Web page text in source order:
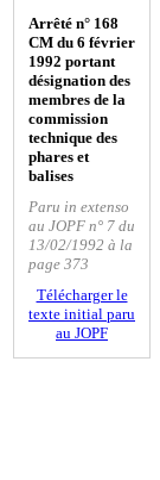
Arrêté n° 168
CM du 6 février
1992 portant
désignation des
membres de la
commission
technique des
phares et
balises
Paru in extenso
au JOPF n° 7 du
13/02/1992 à la
page 373
Télécharger le
texte initial paru
au JOPF